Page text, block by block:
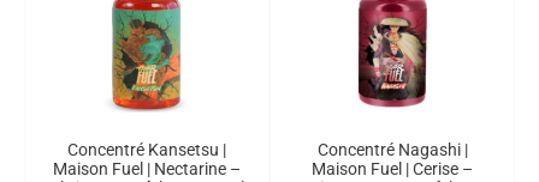
Concentré Kansetsu |
Maison Fuel | Nectarine –
Concentré Nagashi |
Maison Fuel | Cerise –